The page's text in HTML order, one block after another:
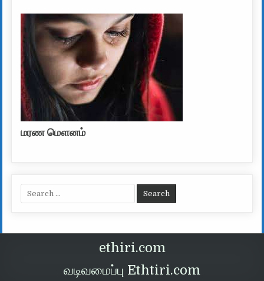
மரண மௌனம்
Search for:
ethiri.com
வடிவமைப்பு Ethtiri.com